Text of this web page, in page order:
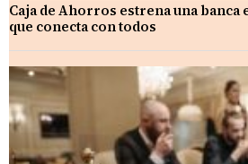
Caja de Ahorros estrena una
que conecta con todos